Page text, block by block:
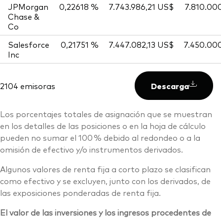
JPMorgan
Chase &
Co
0,22618 % 7.743.986,21 US$
Salesforce
Inc
0,21751 % 7.447.082,13 US$
2104 emisoras Descarga
Los porcentajes totales de asignación que se muestran
en los detalles de las posiciones o en la hoja de cálculo
pueden no sumar el 100 % debido al redondeo o a la
omisión de efectivo y/o instrumentos derivados.
Algunos valores de renta fija a corto plazo se clasifican
como efectivo y se excluyen, junto con los derivados, de
las exposiciones ponderadas de renta fija.
El valor de las inversiones y los ingresos procedentes de